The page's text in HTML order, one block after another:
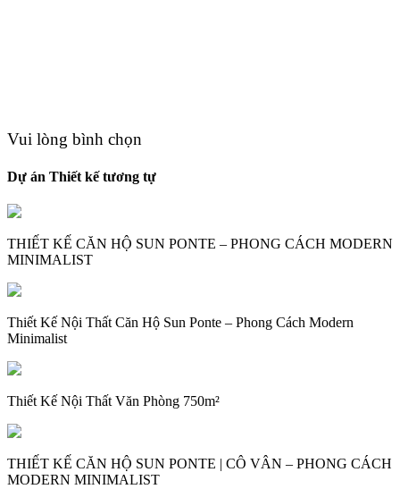
Vui lòng bình chọn
Dự án Thiết kế tương tự
THIẾT KẾ CĂN HỘ SUN PONTE – PHONG CÁCH MODERN
MINIMALIST
Thiết Kế Nội Thất Căn Hộ Sun Ponte – Phong Cách Modern
Minimalist
Thiết Kế Nội Thất Văn Phòng 750m²
THIẾT KẾ CĂN HỘ SUN PONTE | CÔ VÂN – PHONG CÁCH
MODERN MINIMALIST